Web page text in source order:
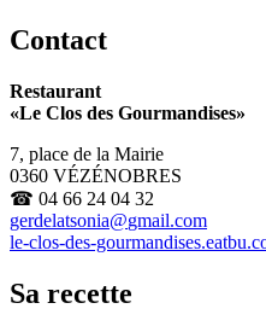
Contact
Restaurant
«Le Clos des Gourmandises»
7, place de la Mairie
0360 VÉZÉNOBRES
☎ 04 66 24 04 32
gerdelatsonia@gmail.com
le-clos-des-
Sa recette